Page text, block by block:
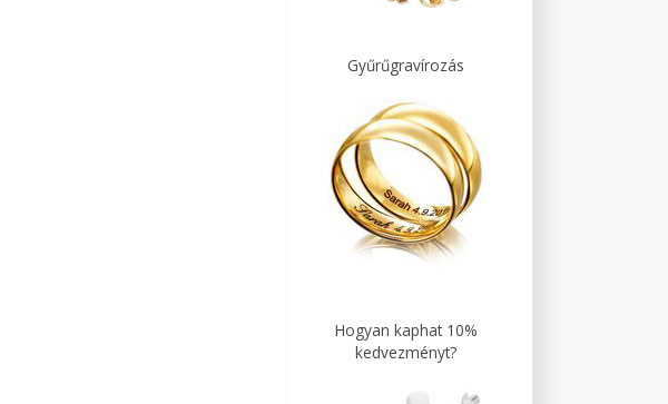
Gyűrűgravírozás
Hogyan kaphat 10%
kedvezményt?